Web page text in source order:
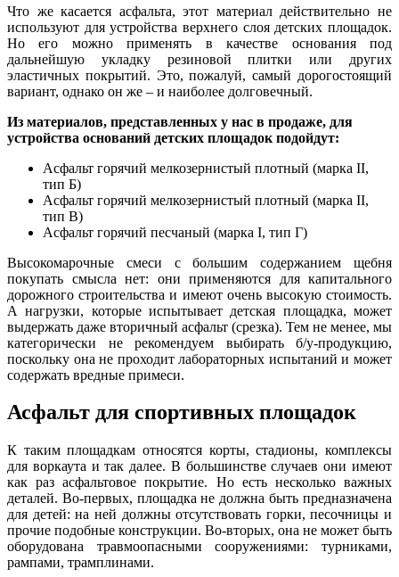
Что же касается асфальта, этот материал действительно не
используют для устройства верхнего слоя детских площадок.
Но его можно применять в качестве основания под
дальнейшую укладку резиновой плитки или других
эластичных покрытий. Это, пожалуй, самый дорогостоящий
вариант, однако он же – и наиболее долговечный.
Из материалов, представленных у нас в продаже, для
устройства оснований детских площадок подойдут:
Асфальт горячий мелкозернистый плотный (марка II,
тип Б)
Асфальт горячий мелкозернистый плотный (марка II,
тип В)
Асфальт горячий песчаный (марка I, тип Г)
Высокомарочные смеси с большим содержанием щебня
покупать смысла нет: они применяются для капитального
дорожного строительства и имеют очень высокую стоимость.
А нагрузки, которые испытывает детская площадка, может
выдержать даже вторичный асфальт (срезка). Тем не менее, мы
категорически не рекомендуем выбирать б/у-продукцию,
поскольку она не проходит лабораторных испытаний и может
содержать вредные примеси.
Асфальт для спортивных площадок
К таким площадкам относятся корты, стадионы, комплексы
для воркаута и так далее. В большинстве случаев они имеют
как раз асфальтовое покрытие. Но есть несколько важных
деталей. Во-первых, площадка не должна быть предназначена
для детей: на ней должны отсутствовать горки, песочницы и
прочие подобные конструкции. Во-вторых, она не может быть
оборудована травмоопасными сооружениями: турниками,
рампами, трамплинами.